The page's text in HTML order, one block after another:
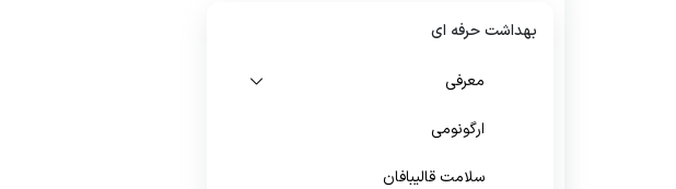
بهداشت حرفه ای
معرفی
ارگونومی
سلامت قالیبافان